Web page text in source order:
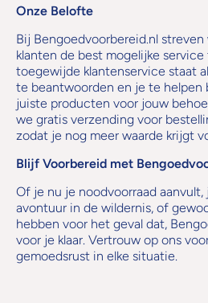
Onze Belofte
Bij Bengoedvoorbereid.nl streven
klanten de best mogelijke
toegewijde klantenservice staat
te beantwoorden en je te helpen
juiste producten voor jouw
we gratis verzending voor
zodat je nog meer waarde krijgt
Blijf Voorbereid met
Of je nu je noodvoorraad
avontuur in de wildernis, of
hebben voor het geval dat,
voor je klaar. Vertrouw op ons
gemoedsrust in elke situatie.